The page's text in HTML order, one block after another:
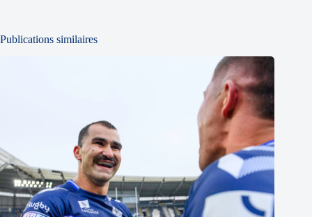
Publications similaires